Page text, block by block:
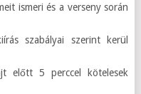
ismeri és a verseny során
szabályai szerint kerül
előtt 5 perccel kötelesek